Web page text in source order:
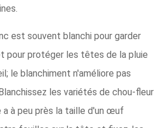
est souvent blanchi pour garder
pour protéger les têtes de la pluie
le blanchiment n'améliore pas
les variétés de chou-fleur
à peu près la taille d'un œuf